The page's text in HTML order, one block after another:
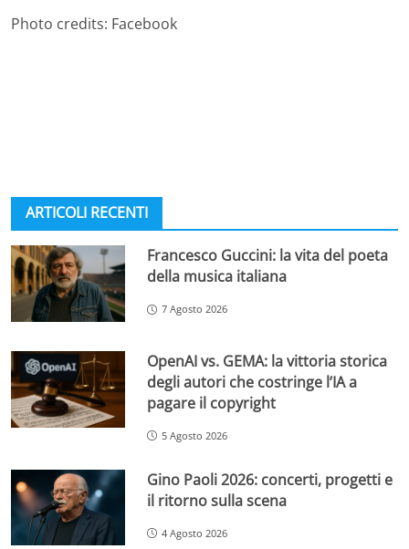
Photo credits: Facebook
ARTICOLI RECENTI
Francesco Guccini: la vita del poeta
della musica italiana
7 Agosto 2026
OpenAI vs. GEMA: la vittoria storica
degli autori che costringe l’IA a
pagare il copyright
5 Agosto 2026
Gino Paoli 2026: concerti, progetti e
il ritorno sulla scena
4 Agosto 2026